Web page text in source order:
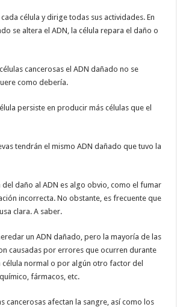
célula y dirige todas sus actividades. En
se altera el ADN, la célula repara el daño o
cancerosas el ADN dañado no se
como debería.
persiste en producir más células que el
tendrán el mismo ADN dañado que tuvo la
del daño al ADN es algo obvio, como el fumar
incorrecta. No obstante, es frecuente que
clara. A saber.
un ADN dañado, pero la mayoría de las
causadas por errores que ocurren durante
célula normal o por algún otro factor del
fármacos, etc.
cancerosas afectan la sangre, así como los